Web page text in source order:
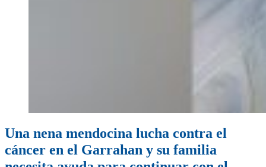
Una nena mendocina lucha contra el
cáncer en el Garrahan y su familia